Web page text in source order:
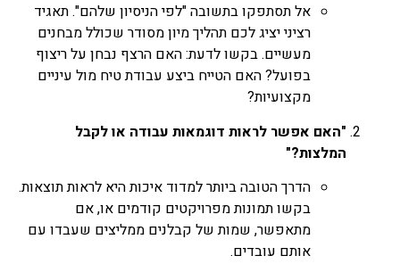
אל תסתפקו בתשובה "לפי הניסיון שלהם". תאגיד
רציני יציג לכם תהליך מיון מסודר שכולל מבחנים
מעשיים. בקשו לדעת: האם הרצף נבחן על ריצוף
בפועל? האם הטייח ביצע עבודת טיח מול עיניים
מקצועיות?
"האם אפשר לראות דוגמאות עבודה או לקבל
המלצות?"
הדרך הטובה ביותר למדוד איכות היא לראות תוצאות.
בקשו תמונות מפרויקטים קודמים או, אם
מתאפשר, שמות של קבלנים ממליצים שעבדו עם
אותם עובדים.